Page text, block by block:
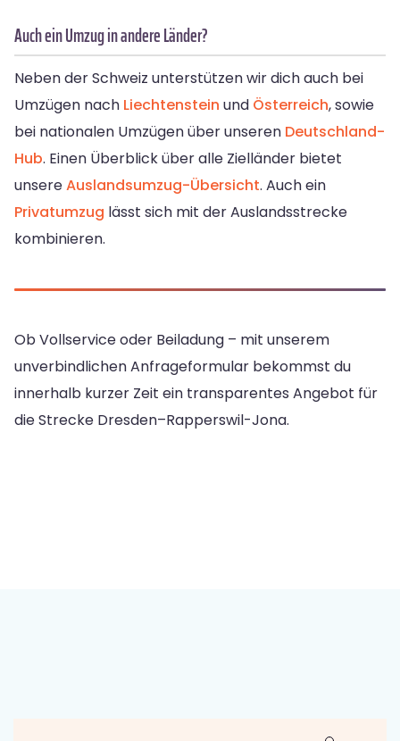
Auch ein Umzug in andere Länder?
Neben der Schweiz unterstützen wir dich auch bei
Umzügen nach Liechtenstein und Österreich, sowie
bei nationalen Umzügen über unseren Deutschland-
Hub. Einen Überblick über alle Zielländer bietet
unsereAuslandsumzug-Übersicht. Auch ein
Privatumzug lässt sich mit der Auslandsstrecke
kombinieren.
Ob Vollservice oder Beiladung – mit unserem
unverbindlichen Anfrageformular bekommst du
innerhalb kurzer Zeit ein transparentes Angebot für
die Strecke Dresden–Rapperswil-Jona.